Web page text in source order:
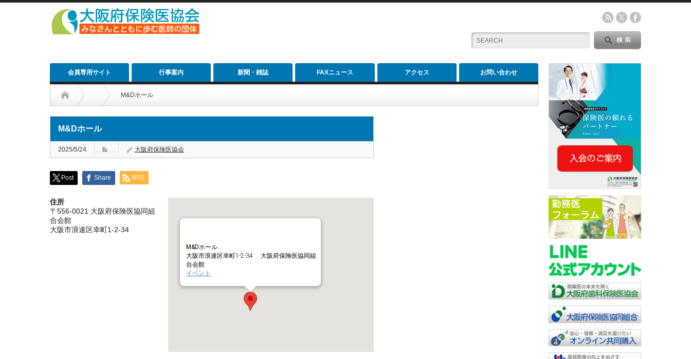
会員専用サイト 行事案内 新聞・雑誌 FAXニュース アクセス お問い合わせ
M&Dホール
M&Dホール
2025/5/24 大阪府保険医協会
Post Share RSS
M&Dホール
大阪市浪速区幸町1-2-34 大阪府保険医協同組
合会館
イベント
住所
〒556-0021 大阪府保険医協同組
合会館
大阪市浪速区幸町1-2-34